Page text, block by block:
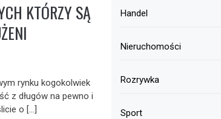
KTÓRZY SĄ
rynku kogokolwiek
z długów na pewno i
o […]
Handel
Nieruchomości
Rozrywka
Sport